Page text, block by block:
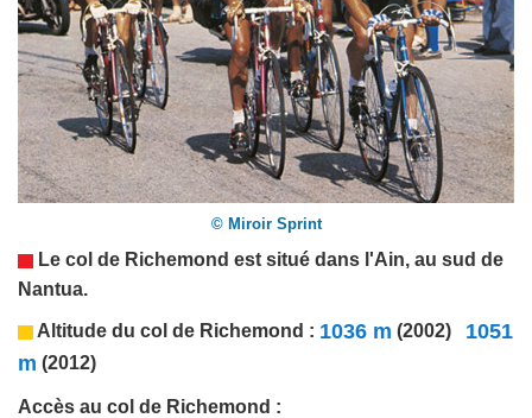
© Miroir Sprint
Le col de Richemond est situé dans l'Ain, au sud de
Nantua.
Altitude du col de Richemond : 1036 m (2002) 1051
m (2012)
Accès au col de Richemond :